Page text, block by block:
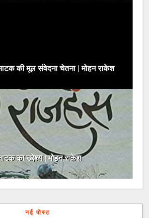
की मूल संवेदना चेतना | मोहन राकेश
का उद्देश्य | मोहन राकेश
नई पोस्ट